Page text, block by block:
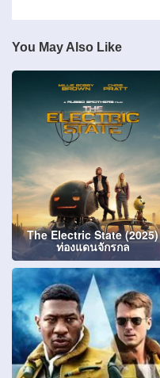
You May Also Like
The Electric State (2025)
ท่องแดนจักรกล